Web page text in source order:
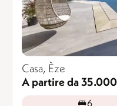
Casa, Èze
A partire da
6